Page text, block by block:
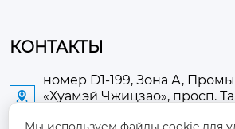
КОНТАКТЫ

номер D1-199, Зона А,
«Хуамэй Чжицзао», просп.